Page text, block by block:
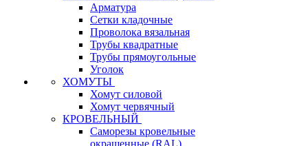
Арматура
Сетки кладочные
Проволока вязальная
Трубы квадратные
Трубы прямоугольные
Уголок
ХОМУТЫ
Хомут силовой
Хомут червячный
КРОВЕЛЬНЫЙ
Саморезы кровельные
окрашенные (RAL)